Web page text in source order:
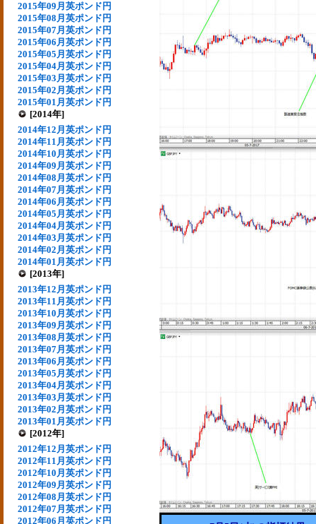
2015年09月英ポンド円
2015年08月英ポンド円
2015年07月英ポンド円
2015年06月英ポンド円
2015年05月英ポンド円
2015年04月英ポンド円
2015年03月英ポンド円
2015年02月英ポンド円
2015年01月英ポンド円
[2014年]
2014年12月英ポンド円
2014年11月英ポンド円
2014年10月英ポンド円
2014年09月英ポンド円
2014年08月英ポンド円
2014年07月英ポンド円
2014年06月英ポンド円
2014年05月英ポンド円
2014年04月英ポンド円
2014年03月英ポンド円
2014年02月英ポンド円
2014年01月英ポンド円
[2013年]
2013年12月英ポンド円
2013年11月英ポンド円
2013年10月英ポンド円
2013年09月英ポンド円
2013年08月英ポンド円
2013年07月英ポンド円
2013年06月英ポンド円
2013年05月英ポンド円
2013年04月英ポンド円
2013年03月英ポンド円
2013年02月英ポンド円
2013年01月英ポンド円
[2012年]
2012年12月英ポンド円
2012年11月英ポンド円
2012年10月英ポンド円
2012年09月英ポンド円
2012年08月英ポンド円
2012年07月英ポンド円
2012年06月英ポンド円